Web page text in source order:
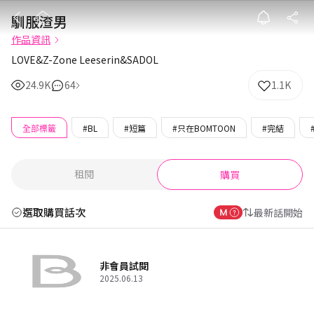
馴服渣男
馴服渣男
作品資訊
LOVE&Z-Zone Leeserin&SADOL
24.9K
64 1.1K
全部標籤 #BL #短篇 #只在BOMTOON #完結
租閱 購買
選取購買話次 最新話開始
非會員試閱
2025.06.13